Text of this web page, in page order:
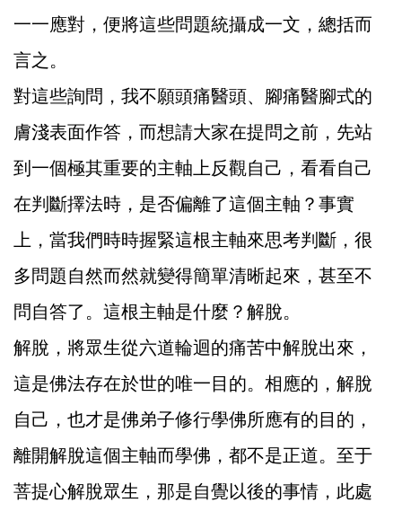
一一應對，便將這些問題統攝成一文，總括而
言之。
對這些詢問，我不願頭痛醫頭、腳痛醫腳式的
膚淺表面作答，而想請大家在提問之前，先站
到一個極其重要的主軸上反觀自己，看看自己
在判斷擇法時，是否偏離了這個主軸？事實
上，當我們時時握緊這根主軸來思考判斷，很
多問題自然而然就變得簡單清晰起來，甚至不
問自答了。這根主軸是什麼？解脫。
解脫，將眾生從六道輪迴的痛苦中解脫出來，
這是佛法存在於世的唯一目的。相應的，解脫
自己，也才是佛弟子修行學佛所應有的目的，
離開解脫這個主軸而學佛，都不是正道。至于
菩提心解脫眾生，那是自覺以後的事情，此處